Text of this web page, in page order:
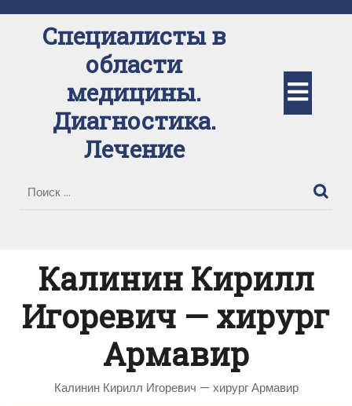
содержимомуСпециалисты в
области
медицины.
Диагностика.
Лечение
Калинин Кирилл
Игоревич — хирург
Армавир
Калинин Кирилл Игоревич — хирург Армавир